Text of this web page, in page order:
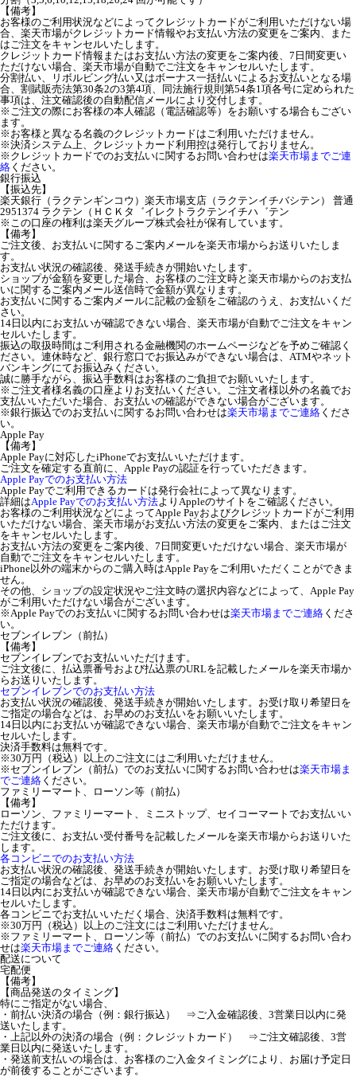
【備考】
お客様のご利用状況などによってクレジットカードがご利用いただけない場
合、楽天市場がクレジットカード情報やお支払い方法の変更をご案内、また
はご注文をキャンセルいたします。
クレジットカード情報またはお支払い方法の変更をご案内後、7日間変更い
ただけない場合、楽天市場が自動でご注文をキャンセルいたします。
分割払い、リボルビング払い又はボーナス一括払いによるお支払いとなる場
合、割賦販売法第30条2の3第4項、同法施行規則第54条1項各号に定められた
事項は、注文確認後の自動配信メールにより交付します。
※ご注文の際にお客様の本人確認（電話確認等）をお願いする場合もござい
ます。
※お客様と異なる名義のクレジットカードはご利用いただけません。
※決済システム上、クレジットカード利用控は発行しておりません。
※クレジットカードでのお支払いに関するお問い合わせは楽天市場までご連
絡 ください。
銀行振込
【振込先】
楽天銀行（ラクテンギンコウ）楽天市場支店（ラクテンイチバシテン） 普通
2951374 ラクテン（ＨＣＫタ゛イレクトラクテンイチハ゛テン
※この口座の権利は楽天グループ株式会社が保有しています。
【備考】
ご注文後、お支払いに関するご案内メールを楽天市場からお送りいたしま
す。
お支払い状況の確認後、発送手続きが開始いたします。
ショップが金額を変更した場合、お客様のご注文時と楽天市場からのお支払
いに関するご案内メール送信時で金額が異なります。
お支払いに関するご案内メールに記載の金額をご確認のうえ、お支払いくだ
さい。
14日以内にお支払いが確認できない場合、楽天市場が自動でご注文をキャン
セルいたします。
振込の取扱時間はご利用される金融機関のホームページなどを予めご確認く
ださい。連休時など、銀行窓口でお振込みができない場合は、ATMやネット
バンキングにてお振込みください。
誠に勝手ながら、振込手数料はお客様のご負担でお願いいたします。
※ご注文者様名義の口座よりお支払いください。ご注文者様以外の名義でお
支払いいただいた場合、お支払いの確認ができない場合がございます。
※銀行振込でのお支払いに関するお問い合わせは楽天市場までご連絡 くださ
い。
Apple Pay
【備考】
Apple Payに対応したiPhoneでお支払いいただけます。
ご注文を確定する直前に、Apple Payの認証を行っていただきます。
Apple Payでのお支払い方法
Apple Payでご利用できるカードは発行会社によって異なります。
詳細はApple Payでのお支払い方法よりAppleのサイトをご確認ください。
お客様のご利用状況などによってApple Payおよびクレジットカードがご利用
いただけない場合、楽天市場がお支払い方法の変更をご案内、またはご注文
をキャンセルいたします。
お支払い方法の変更をご案内後、7日間変更いただけない場合、楽天市場が
自動でご注文をキャンセルいたします。
iPhone以外の端末からのご購入時はApple Payをご利用いただくことができま
せん。
その他、ショップの設定状況やご注文時の選択内容などによって、Apple Pay
がご利用いただけない場合がございます。
※Apple Payでのお支払いに関するお問い合わせは楽天市場までご連絡 くださ
い。
セブンイレブン（前払）
【備考】
セブンイレブンでお支払いいただけます。
ご注文後に、払込票番号および払込票のURLを記載したメールを楽天市場か
らお送りいたします。
セブンイレブンでのお支払い方法
お支払い状況の確認後、発送手続きが開始いたします。お受け取り希望日を
ご指定の場合などは、お早めのお支払いをお願いいたします。
14日以内にお支払いが確認できない場合、楽天市場が自動でご注文をキャン
セルいたします。
決済手数料は無料です。
※30万円（税込）以上のご注文にはご利用いただけません。
※セブンイレブン（前払）でのお支払いに関するお問い合わせは楽天市場ま
でご連絡 ください。
ファミリーマート、ローソン等（前払）
【備考】
ローソン、ファミリーマート、ミニストップ、セイコーマートでお支払いい
ただけます。
ご注文後に、お支払い受付番号を記載したメールを楽天市場からお送りいた
します。
各コンビニでのお支払い方法
お支払い状況の確認後、発送手続きが開始いたします。お受け取り希望日を
ご指定の場合などは、お早めのお支払いをお願いいたします。
14日以内にお支払いが確認できない場合、楽天市場が自動でご注文をキャン
セルいたします。
各コンビニでお支払いいただく場合、決済手数料は無料です。
※30万円（税込）以上のご注文にはご利用いただけません。
※ファミリーマート、ローソン等（前払）でのお支払いに関するお問い合わ
せは楽天市場までご連絡 ください。
配送について
宅配便
【備考】
【商品発送のタイミング】
特にご指定がない場合、
・前払い決済の場合（例：銀行振込） ⇒ご入金確認後、3営業日以内に発
送いたします。
・上記以外の決済の場合（例：クレジットカード） ⇒ご注文確認後、3営
業日以内に発送いたします。
・発送前支払いの場合は、お客様のご入金タイミングにより、お届け予定日
が前後することがございます。